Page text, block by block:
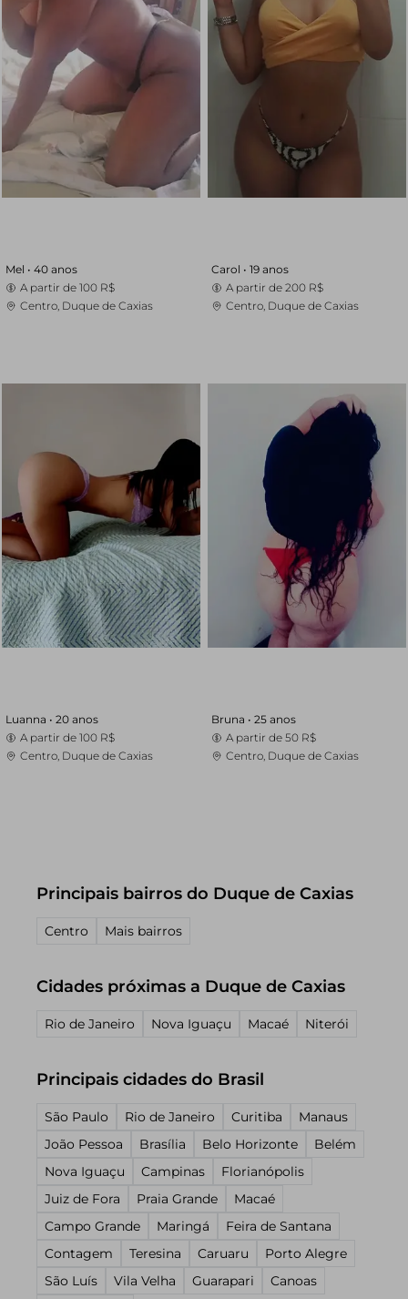
Mel • 40 anos
A partir de 100 R$
Centro, Duque de Caxias
Carol • 19 anos
A partir de 200 R$
Centro, Duque de Caxias
Luanna • 20 anos
A partir de 100 R$
Centro, Duque de Caxias
Bruna • 25 anos
A partir de 50 R$
Centro, Duque de Caxias
Principais bairros do Duque de Caxias
Centro Mais bairros
Cidades próximas a Duque de Caxias
Rio de Janeiro Nova Iguaçu Macaé Niterói
Principais cidades do Brasil
São Paulo Rio de Janeiro Curitiba
Manaus
João Pessoa
Brasília Belo Horizonte
Belém
Nova Iguaçu
Campinas
Florianópolis
Juiz de Fora
Praia Grande
Macaé
Campo Grande
Maringá
Feira de Santana
Contagem
Teresina Caruaru
Porto Alegre
São Luís
Vila Velha Guarapari
Canoas